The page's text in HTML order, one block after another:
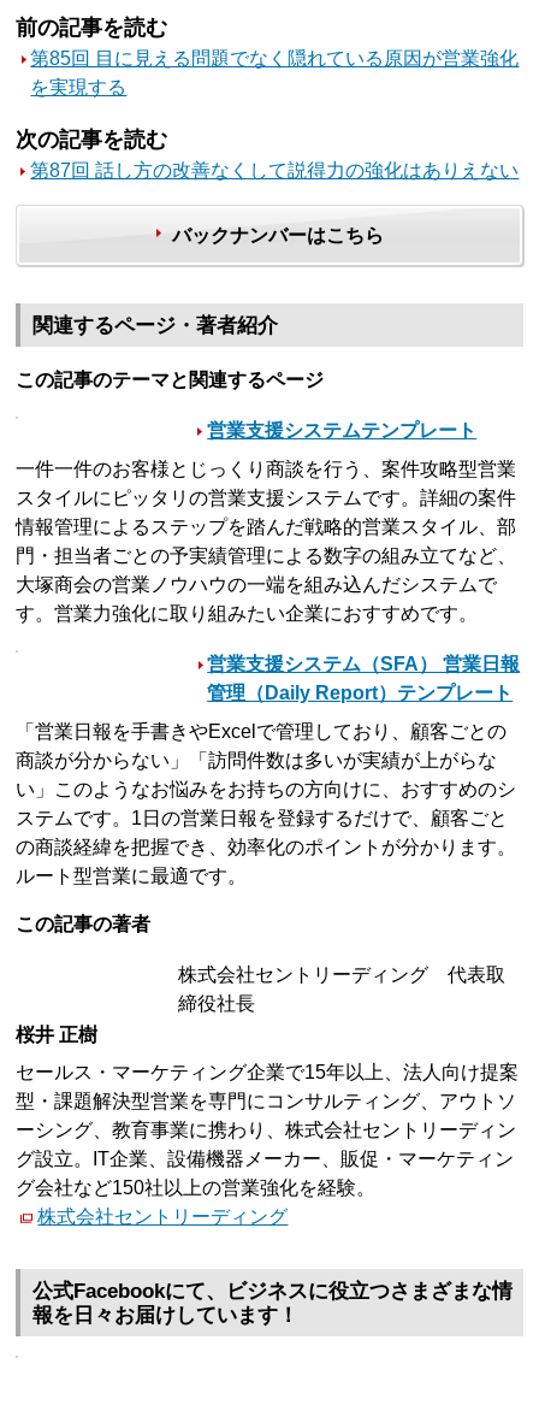
前の記事を読む
第85回 目に見える問題でなく隠れている原因が営業強化
を実現する
次の記事を読む
第87回 話し方の改善なくして説得力の強化はありえない
バックナンバーはこちら
関連するページ・著者紹介
この記事のテーマと関連するページ
営業支援システムテンプレート
一件一件のお客様とじっくり商談を行う、案件攻略型営業
スタイルにピッタリの営業支援システムです。詳細の案件
情報管理によるステップを踏んだ戦略的営業スタイル、部
門・担当者ごとの予実績管理による数字の組み立てなど、
大塚商会の営業ノウハウの一端を組み込んだシステムで
す。営業力強化に取り組みたい企業におすすめです。
営業支援システム（SFA） 営業日報
管理（Daily Report）テンプレート
「営業日報を手書きやExcelで管理しており、顧客ごとの
商談が分からない」「訪問件数は多いが実績が上がらな
い」このようなお悩みをお持ちの方向けに、おすすめのシ
ステムです。1日の営業日報を登録するだけで、顧客ごと
の商談経緯を把握でき、効率化のポイントが分かります。
ルート型営業に最適です。
この記事の著者
株式会社セントリーディング 代表取
締役社長
桜井 正樹
セールス・マーケティング企業で15年以上、法人向け提案
型・課題解決型営業を専門にコンサルティング、アウトソ
ーシング、教育事業に携わり、株式会社セントリーディン
グ設立。IT企業、設備機器メーカー、販促・マーケティン
グ会社など150社以上の営業強化を経験。
株式会社セントリーディング
公式Facebookにて、ビジネスに役立つさまざまな情
報を日々お届けしています！